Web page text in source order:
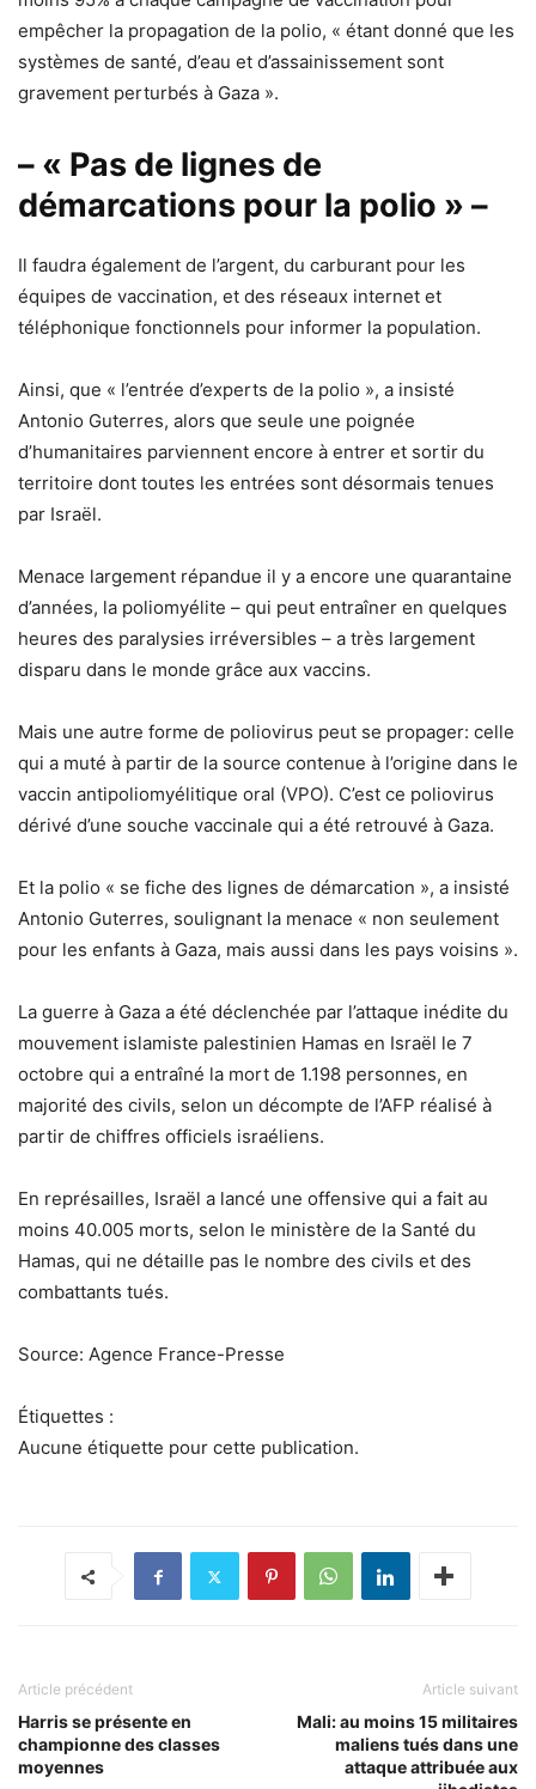
empêcher la propagation de la polio, « étant donné que les
systèmes de santé, d’eau et d’assainissement sont
gravement perturbés à Gaza ».
– « Pas de lignes de
démarcations pour la polio » –
Il faudra également de l’argent, du carburant pour les
équipes de vaccination, et des réseaux internet et
téléphonique fonctionnels pour informer la population.
Ainsi, que « l’entrée d’experts de la polio », a insisté
Antonio Guterres, alors que seule une poignée
d’humanitaires parviennent encore à entrer et sortir du
territoire dont toutes les entrées sont désormais tenues
par Israël.
Menace largement répandue il y a encore une quarantaine
d’années, la poliomyélite – qui peut entraîner en quelques
heures des paralysies irréversibles – a très largement
disparu dans le monde grâce aux vaccins.
Mais une autre forme de poliovirus peut se propager: celle
qui a muté à partir de la source contenue à l’origine dans le
vaccin antipoliomyélitique oral (VPO). C’est ce poliovirus
dérivé d’une souche vaccinale qui a été retrouvé à Gaza.
Et la polio « se fiche des lignes de démarcation », a insisté
Antonio Guterres, soulignant la menace « non seulement
pour les enfants à Gaza, mais aussi dans les pays voisins ».
La guerre à Gaza a été déclenchée par l’attaque inédite du
mouvement islamiste palestinien Hamas en Israël le 7
octobre qui a entraîné la mort de 1.198 personnes, en
majorité des civils, selon un décompte de l’AFP réalisé à
partir de chiffres officiels israéliens.
En représailles, Israël a lancé une offensive qui a fait au
moins 40.005 morts, selon le ministère de la Santé du
Hamas, qui ne détaille pas le nombre des civils et des
combattants tués.
Source: Agence France-Presse
Étiquettes :
Aucune étiquette pour cette publication.
Article précédent
Harris se présente en
championne des classes
moyennes
Article suivant
Mali: au moins 15 militaires
maliens tués dans une
attaque attribuée aux